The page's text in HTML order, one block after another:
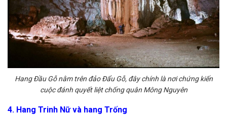
Hang Đầu Gỗ nằm trên đảo Đẩu Gỗ, đây chính là nơi chứng kiến
cuộc đánh quyết liệt chống quân Mông Nguyên
4. Hang Trinh Nữ và hang Trống